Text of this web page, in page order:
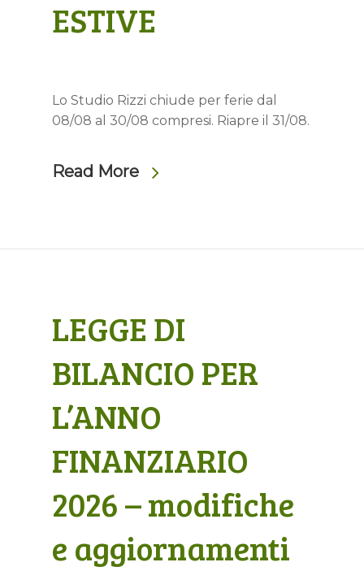
ESTIVE
Lo Studio Rizzi chiude per ferie dal
08/08 al 30/08 compresi. Riapre il 31/08.
Read More
LEGGE DI
BILANCIO PER
L’ANNO
FINANZIARIO
2026 – modifiche
e aggiornamenti